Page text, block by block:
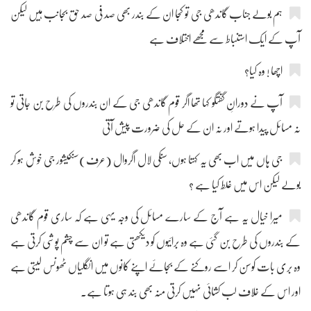
ہم بولے جناب گاندھی جی تو کجا ان کے بندر بھی صد فی صد حق بجانب ہیں لیکن
آپ کے ایک استنباط سے مجھے اختلاف ہے
اچھا ! وہ کیا؟
آپ نے دورانِ گفتگو کہا تھا اگر قوم گاندھی جی کے ان بندروں کی طرح بن جاتی تو
نہ مسائل پیدا ہوتے اور نہ ان کے حل کی ضرورت پیش آتی
جی ہاں میں اب بھی یہ کہتا ہوں، سنکی لال اگروال (عرف)سنکیشور جی خوش ہو کر
بولے لیکن اس میں غلط کیا ہے ؟
میرا خیال یہ ہے آج کے سارے مسائل کی وجہ یہی ہے کہ ساری قوم گاندھی
کے بندروں کی طرح بن گئی ہے وہ برائیوں کو دیکھتی ہے تو ان سے چشم پوشی کرتی ہے
وہ بری بات کوسن کر اسے روکنے کے بجائے اپنے کانوں میں انگلیاں ٹھونس لیتی ہے
اور اس کے خلاف لب کشائی نہیں کرتی منہ بھی بند ہی ہوتا ہے۔